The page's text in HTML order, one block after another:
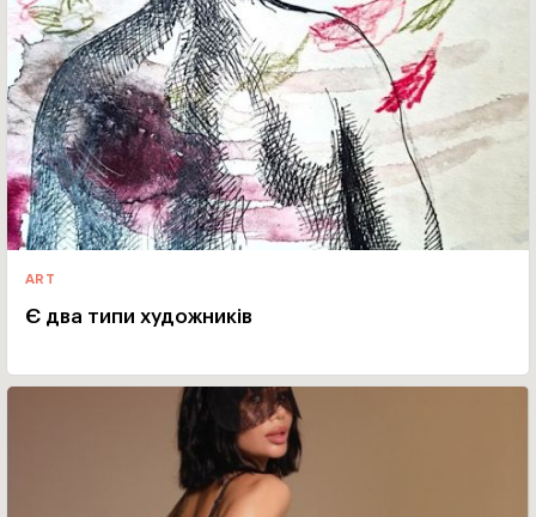
ART
Є два типи художників